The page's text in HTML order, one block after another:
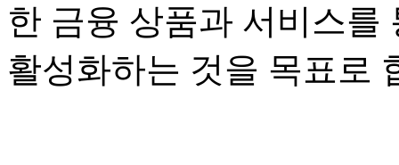
한 금융 상품과 서비스를
활성화하는 것을 목표로